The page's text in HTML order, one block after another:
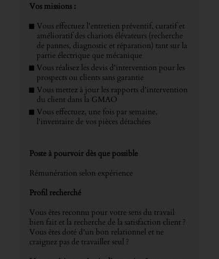
Vos missions :
Vous effectuez l'entretien préventif, curatif et
amélioratif des chariots élévateurs (recherche
de pannes, diagnostic et réparation) tant sur la
partie électrique que mécanique
Vous réalisez les devis d'intervention pour les
prospects ou clients sans garantie
Vous mettez à jour les rapports d'intervention
du client dans la GMAO
Vous effectuez, une fois par semaine,
l'inventaire de vos pièces détachées
Poste à pourvoir dès que possible
Rémunération selon expérience
Profil recherché
Vous êtes reconnu pour votre sens du travail
bien fait et la recherche de la satisfaction client ?
Vous êtes doté d'un bon relationnel et ne
craignez pas de travailler seul ?